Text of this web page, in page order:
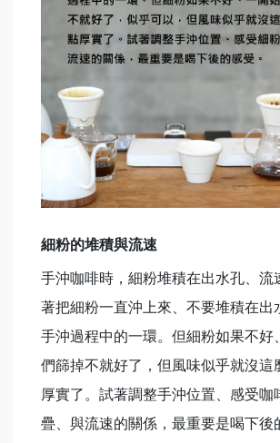
細粉的堆積與流速
手沖咖啡時，細粉堆積在出水孔、流
著把細粉一直沖上來、不要堆積在出
手沖過程中的一環。但細粉如果不好
們篩掉不就好了，但風味似乎就沒這
厚實了。試著調整手沖位置、感受咖
疊、與流速的關係，最重要是喝下後